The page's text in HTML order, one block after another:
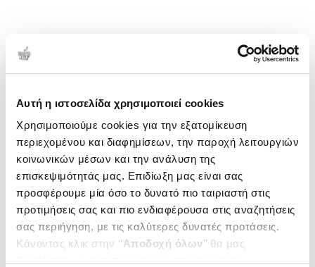
Αυτή η ιστοσελίδα χρησιμοποιεί cookies
Χρησιμοποιούμε cookies για την εξατομίκευση
περιεχομένου και διαφημίσεων, την παροχή λειτουργιών
κοινωνικών μέσων και την ανάλυση της
επισκεψιμότητάς μας. Επιδίωξη μας είναι σας
προσφέρουμε μία όσο το δυνατό πιο ταιριαστή στις
προτιμήσεις σας και πιο ενδιαφέρουσα στις αναζητήσεις
σας περιήγηση, με τις καλύτερες δυνατές προτάσεις.
Κάνοντας κλικ στην ‘’Αποδοχή όλων’’ θα μας